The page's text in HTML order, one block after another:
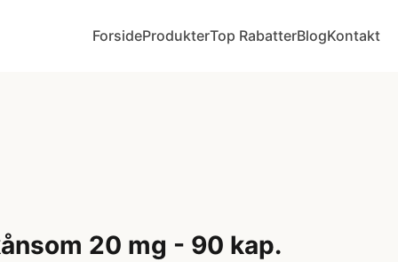
ForsideProdukterTop RabatterBlogKontakt
20 mg - 90 kap.